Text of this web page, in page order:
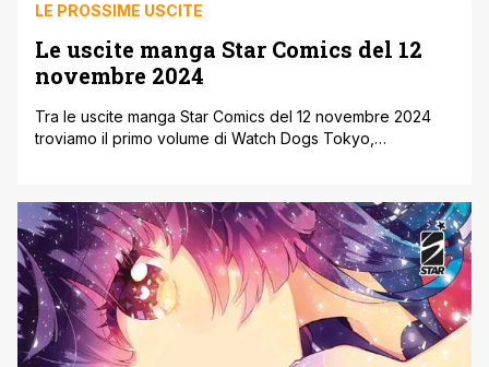
LE PROSSIME USCITE
Le uscite manga Star Comics del 12
novembre 2024
Tra le uscite manga Star Comics del 12 novembre 2024
troviamo il primo volume di Watch Dogs Tokyo,
Special di Hellboy, mentre continuano i tanti successi
come Demon Slayer ' Campus Kimetsu!, Ranking of Kings
o Lili-Men. Ecco [']